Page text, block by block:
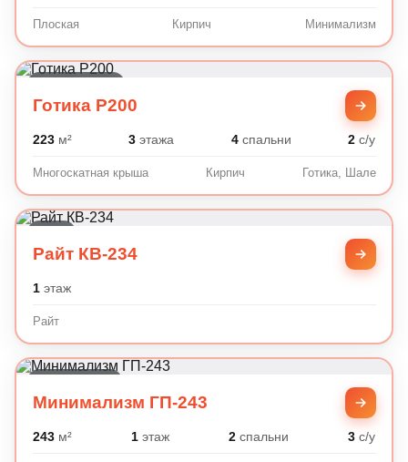
Плоская Кирпич Минимализм
Готика P200
223м² 3 этажа 4спальни 2 с/у
Многоскатная крыша Кирпич Готика, Шале
Райт КВ-234
1этаж
Райт
Минимализм ГП-243
243м² 1этаж 2 спальни 3 с/у